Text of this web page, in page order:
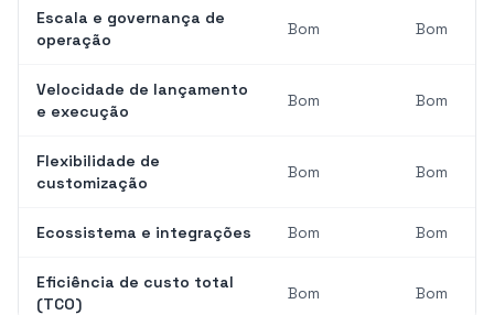
Escala e governança de
operação
Bom Bom
Velocidade de lançamento
e execução
Bom Bom
Flexibilidade de
customização
Bom Bom
Ecossistema e integrações Bom Bom
Eficiência de custo total
(TCO)
Bom Bom